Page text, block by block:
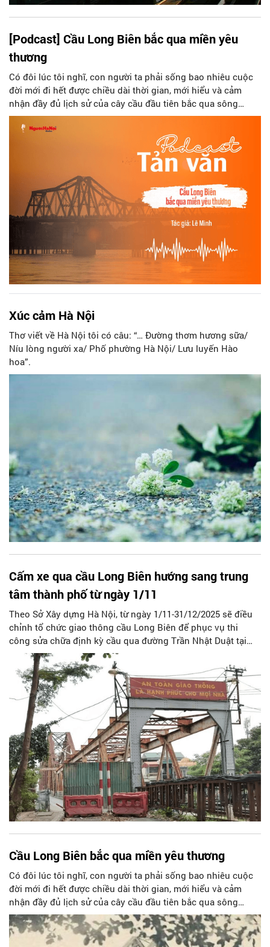
[Podcast] Cầu Long Biên bắc qua miền yêu
thương
Có đôi lúc tôi nghĩ, con người ta phải sống bao nhiêu cuộc
đời mới đi hết được chiều dài thời gian, mới hiểu và cảm
nhận đầy đủ lịch sử của cây cầu đầu tiên bắc qua sông
Hồng, một cây cầu chạm vào ba thế kỷ. Cầu giống như con
rồng khổng lồ uốn lượn trên cao với từng lớp vẩy thép đan
xen, ngày đêm lặng lẽ bảo vệ người dân qua lại nơi dòng
nước chảy xiết. Cây cầu ấy mang tên Long Biên, cây cầu bắc
Xúc cảm Hà Nội
Thơ viết về Hà Nội tôi có câu: “… Đường thơm hương sữa/
Níu lòng người xa/ Phố phường Hà Nội/ Lưu luyến Hào
hoa”.
Cấm xe qua cầu Long Biên hướng sang trung
tâm thành phố từ ngày 1/11
Theo Sở Xây dựng Hà Nội, từ ngày 1/11-31/12/2025 sẽ điều
chỉnh tổ chức giao thông cầu Long Biên để phục vụ thi
công sửa chữa định kỳ cầu qua đường Trần Nhật Duật tại
Km2+215, tuyến đường sắt Hà Nội - Đồng Đăng (giai đoạn 2)
trên địa bàn phường Hoàn Kiếm.
Cầu Long Biên bắc qua miền yêu thương
Có đôi lúc tôi nghĩ, con người ta phải sống bao nhiêu cuộc
đời mới đi hết được chiều dài thời gian, mới hiểu và cảm
nhận đầy đủ lịch sử của cây cầu đầu tiên bắc qua sông
Hồng, một cây cầu chạm vào ba thế kỷ. Cầu giống như con
rồng khổng lồ uốn lượn trên cao với từng lớp vẩy thép đan
xen, ngày đêm lặng lẽ bảo vệ người dân qua lại nơi dòng